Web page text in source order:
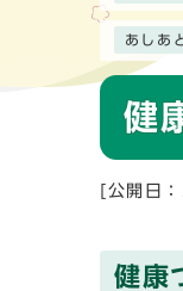
あしあ
健
[公開日
健康